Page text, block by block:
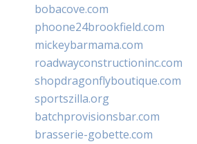
bobacove.com
phoone24brookfield.com
mickeybarmama.com
roadwayconstructioninc.com
shopdragonflyboutique.com
sportszilla.org
batchprovisionsbar.com
brasserie-gobette.com